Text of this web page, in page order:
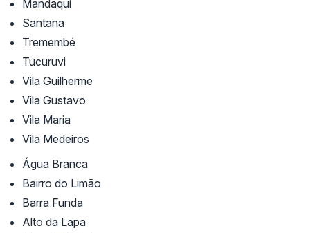
Mandaqui
Santana
Tremembé
Tucuruvi
Vila Guilherme
Vila Gustavo
Vila Maria
Vila Medeiros
Água Branca
Bairro do Limão
Barra Funda
Alto da Lapa